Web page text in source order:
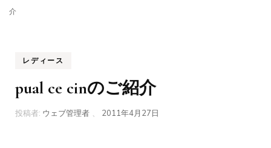
介
レディース
pual ce cinのご紹介
投稿者: ウェブ管理者 、 2011年4月27日